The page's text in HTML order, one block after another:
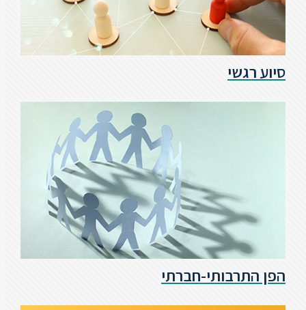
משרתי
מילואים
וכוחות
הביטחון
–
זכויות
סיוע רגשי
הפן התרבותי-חברתי